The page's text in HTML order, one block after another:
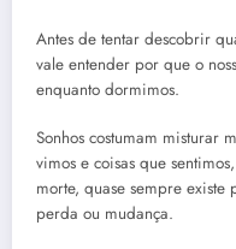
Antes de tentar descobrir
vale entender por que o
enquanto dormimos.
Sonhos costumam misturar
vimos e coisas que
morte, quase sempre
perda ou mudança.